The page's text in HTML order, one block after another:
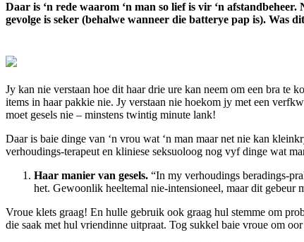
Daar is ‘n rede waarom ‘n man so lief is vir ‘n
gevolge is seker (behalwe wanneer die batterye pap is). Was
Jy kan nie verstaan hoe dit haar drie ure kan neem om een bra te
items in haar pakkie nie. Jy verstaan nie hoekom jy met een
moet gesels nie – minstens twintig minute lank!
Daar is baie dinge van ‘n vrou wat ‘n man maar net nie kan
verhoudings-terapeut en kliniese seksuoloog nog vyf dinge wat
Haar manier van gesels. “In my verhoudings beradings-
het. Gewoonlik heeltemal nie-intensioneel, maar dit gebeur
Vroue klets graag! En hulle gebruik ook graag hul stemme om
die saak met hul vriendinne uitpraat. Tog sukkel baie vroue om